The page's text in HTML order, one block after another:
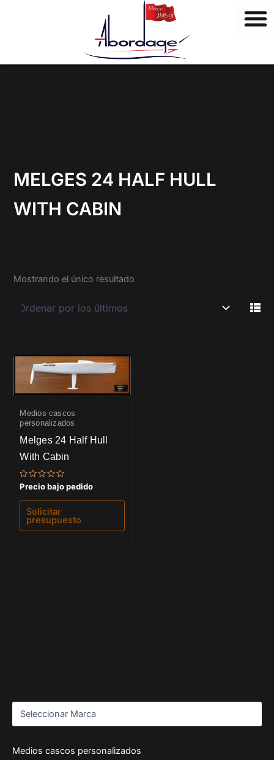
s
Medios cascos personalizados
MELGES 24 HALF HULL
WITH CABIN
Mostrando el único resultado
Medios cascos
personalizados
Melges 24 Half Hull
With Cabin
Valorado
con
0
de
Precio bajo pedido
Solicitar
presupuesto